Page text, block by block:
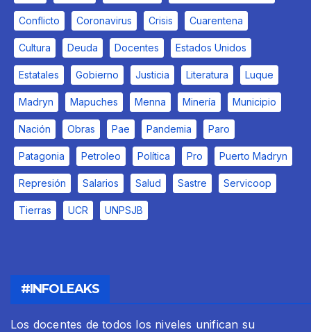
Conflicto Coronavirus Crisis Cuarentena
Cultura Deuda Docentes Estados Unidos
Estatales Gobierno Justicia Literatura Luque
Madryn Mapuches Menna Minería Municipio
Nación Obras Pae Pandemia Paro
Patagonia Petroleo Política Pro Puerto Madryn
Represión Salarios Salud Sastre Servicoop
Tierras UCR UNPSJB
#INFOLEAKS
Los docentes de todos los niveles unifican su